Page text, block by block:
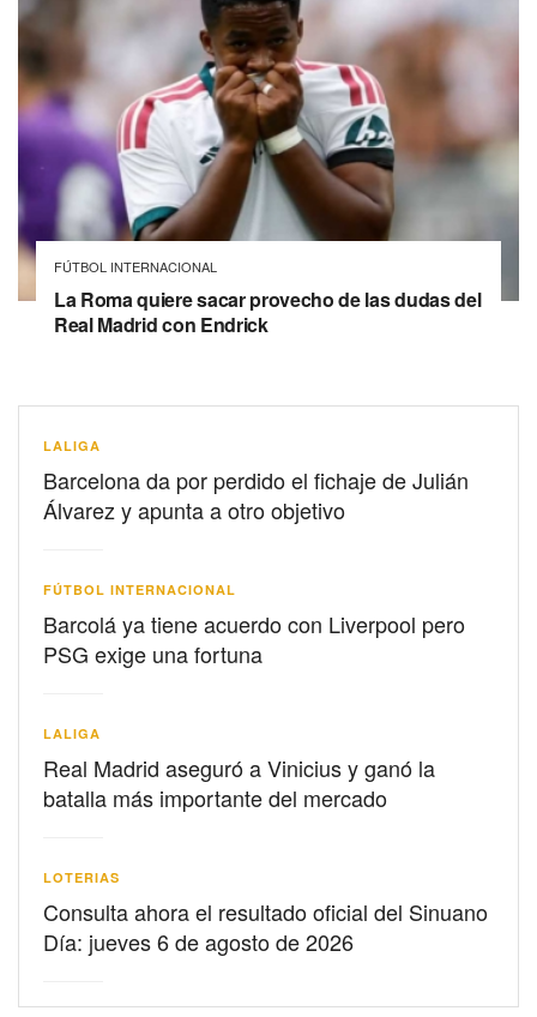
FÚTBOL INTERNACIONAL
La Roma quiere sacar provecho de las dudas del
Real Madrid con Endrick
LALIGA
Barcelona da por perdido el fichaje de Julián
Álvarez y apunta a otro objetivo
FÚTBOL INTERNACIONAL
Barcolá ya tiene acuerdo con Liverpool pero
PSG exige una fortuna
LALIGA
Real Madrid aseguró a Vinicius y ganó la
batalla más importante del mercado
LOTERIAS
Consulta ahora el resultado oficial del Sinuano
Día: jueves 6 de agosto de 2026